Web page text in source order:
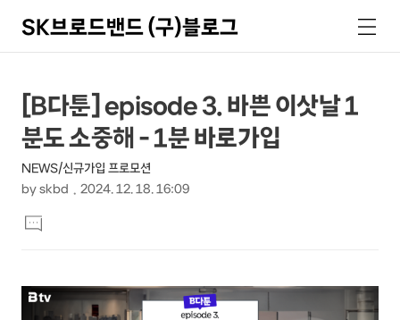
SK브로드밴드 (구)블로그
색
메
뉴
상
세
컨
텐
츠
본
문
제
목
[B다툰] episode 3. 바쁜 이삿날 1
분도 소중해 - 1분 바로가입
NEWS/신규가입 프로모션
by skbd 2024. 12. 18. 16:09
문
댓
글